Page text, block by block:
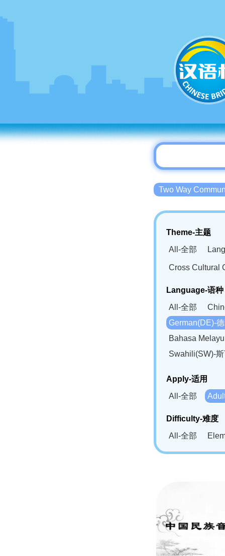
Two Way
Theme-主题
All-全部
Cross Cultural
Language-语种
All-全部
German(DE)-
Bahasa
Swahili(SW)-
Apply-适用
All-全部
Difficulty-难度
All-全部